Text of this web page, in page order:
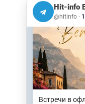
Hit-info
@hitinfo ·
Встречи в